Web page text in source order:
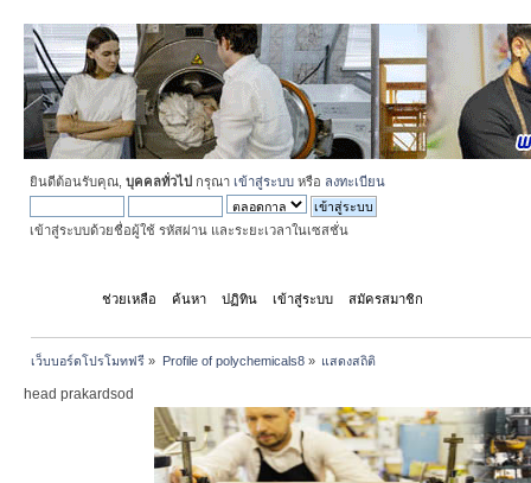
ยินดีต้อนรับคุณ, บุคคลทั่วไป กรุณา เข้าสู่ระบบ หรือ ลงทะเบียน
เข้าสู่ระบบด้วยชื่อผู้ใช้ รหัสผ่าน และระยะเวลาในเซสชั่น
ช่วยเหลือ ค้นหา ปฏิทิน เข้าสู่ระบบ สมัครสมาชิก
เว็บบอร์ดโปรโมทฟรี » Profile of polychemicals8» แสดงสถิติ
head prakardsod